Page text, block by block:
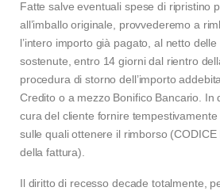
Fatte salve eventuali spese di ripristino
all’imballo originale, provvederemo a
l’intero importo già pagato, al netto
sostenute, entro 14 giorni dal rientro
procedura di storno dell’importo
Credito o a mezzo Bonifico Bancario. In
cura del cliente fornire
sulle quali ottenere il rimborso (CODICE
della fattura).
Il diritto di recesso decade totalmente,